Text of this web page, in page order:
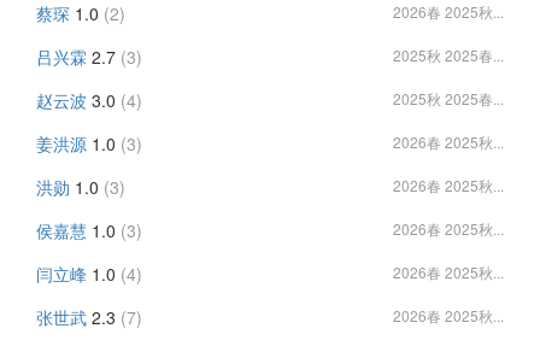
蔡琛 1.0 (2) 2026春 2025秋...
吕兴霖 2.7 (3) 2025秋 2025春...
赵云波 3.0 (4) 2025秋 2025春...
姜洪源 1.0 (3) 2026春 2025秋...
洪勋 1.0 (3) 2026春 2025秋...
侯嘉慧 1.0 (3) 2026春 2025秋...
闫立峰 1.0 (4) 2026春 2025秋...
张世武 2.3 (7) 2026春 2025秋...